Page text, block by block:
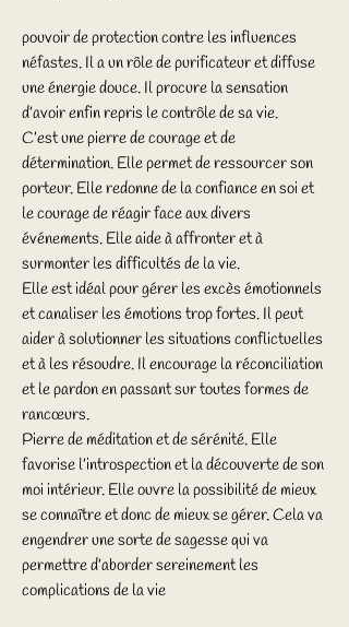
pouvoir de protection contre les influences
néfastes. Il a un rôle de purificateur et diffuse
une énergie douce. Il procure la sensation
d’avoir enfin repris le contrôle de sa vie.
C’est une pierre de courage et de
détermination. Elle permet de ressourcer son
porteur. Elle redonne de la confiance en soi et
le courage de réagir face aux divers
événements. Elle aide à affronter et à
surmonter les difficultés de la vie.
Elle est idéal pour gérer les excès émotionnels
et canaliser les émotions trop fortes. Il peut
aider à solutionner les situations conflictuelles
et à les résoudre. Il encourage la réconciliation
et le pardon en passant sur toutes formes de
rancœurs.
Pierre de méditation et de sérénité. Elle
favorise l’introspection et la découverte de son
moi intérieur. Elle ouvre la possibilité de mieux
se connaître et donc de mieux se gérer. Cela va
engendrer une sorte de sagesse qui va
permettre d’aborder sereinement les
complications de la vie